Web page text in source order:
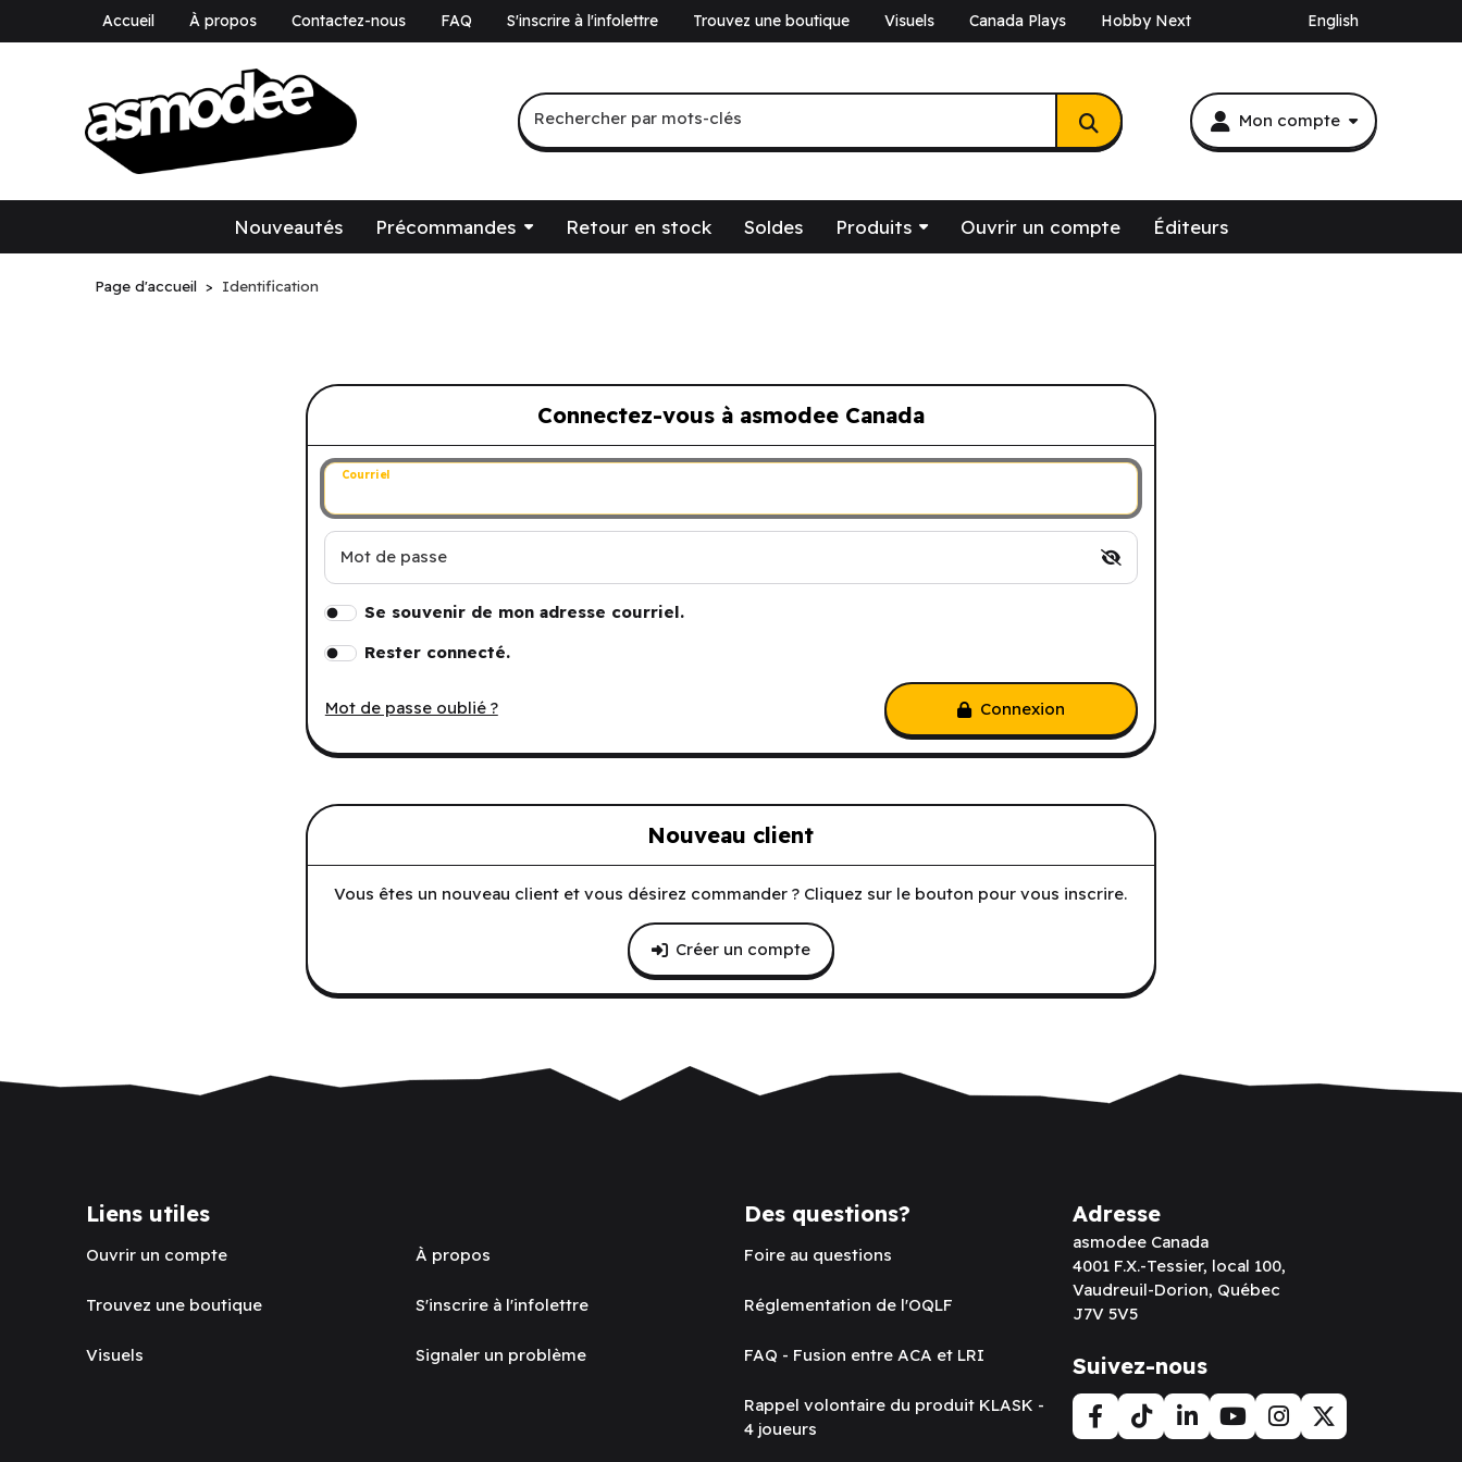
Accueil À propos Contactez-nous FAQ S'inscrire à l'infolettre Trouvez une boutique Visuels Canada Plays Hobby Next English
Mon compte
Recherche par mots-clés
Rechercher par mots-clés
Nouveautés Précommandes Retour en stock Soldes Produits Ouvrir un compte Éditeurs
Page d'accueil Identification
Connectez-vous à asmodee Canada
Connectez-vous à asmodee Canada
Courriel
Mot de passe
Se souvenir de mon adresse courriel.
Rester connecté.
Mot de passe oublié ? Connexion
Nouveau client
Vous êtes un nouveau client et vous désirez commander ? Cliquez sur le bouton pour vous inscrire.
Créer un compte
Liens utiles
Ouvrir un compte
Trouvez une boutique
Visuels
À propos
S'inscrire à l'infolettre
Signaler un problème
Des questions?
Foire au questions
Réglementation de l'OQLF
FAQ - Fusion entre ACA et LRI
Rappel volontaire du produit KLASK -
4 joueurs
Adresse
asmodee Canada
4001 F.X.-Tessier, local 100,
Vaudreuil-Dorion, Québec
J7V 5V5
Suivez-nous